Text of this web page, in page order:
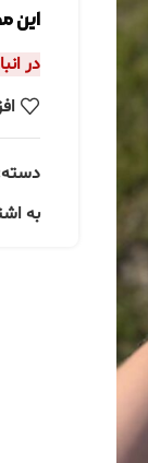
این
در
به